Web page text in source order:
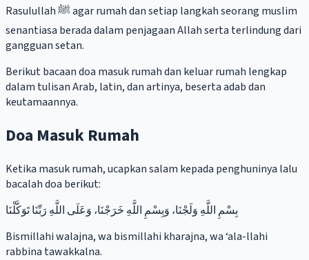
Rasulullah ﷺ agar rumah dan setiap langkah seorang muslim
senantiasa berada dalam penjagaan Allah serta terlindung dari
gangguan setan.
Berikut bacaan doa masuk rumah dan keluar rumah lengkap
dalam tulisan Arab, latin, dan artinya, beserta adab dan
keutamaannya.
Doa Masuk Rumah
Ketika masuk rumah, ucapkan salam kepada penghuninya lalu
bacalah doa berikut:
بِسْمِ اللَّهِ وَلَجْنَا، وَبِسْمِ اللَّهِ خَرَجْنَا، وَعَلَى اللَّهِ رَبِّنَا تَوَكَّلْنَا
Bismillahi walajna, wa bismillahi kharajna, wa ‘ala-llahi
rabbina tawakkalna.